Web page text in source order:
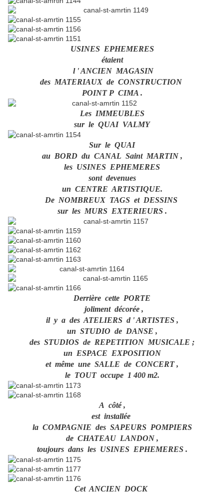
USINES EPHEMERES
étaient
l ' ANCIEN MAGASIN
des MATERIAUX de CONSTRUCTION
POINT P CIMA .
Les IMMEUBLES
sur le QUAI VALMY
Sur le QUAI
au BORD du CANAL Saint MARTIN ,
les USINES EPHEMERES
sont devenues
un CENTRE ARTISTIQUE.
De NOMBREUX TAGS et DESSINS
sur les MURS EXTERIEURS .
Derrière cette PORTE
joliment décorée ,
il y a des ATELIERS d ' ARTISTES ,
un STUDIO de DANSE ,
des STUDIOS de REPETITION MUSICALE ;
un ESPACE EXPOSITION
et même une SALLE de CONCERT ,
le TOUT occupe 1 400 m2.
A côté ,
est installée
la COMPAGNIE des SAPEURS POMPIERS
de CHATEAU LANDON ,
toujours dans les USINES EPHEMERES .
Cet ANCIEN DOCK